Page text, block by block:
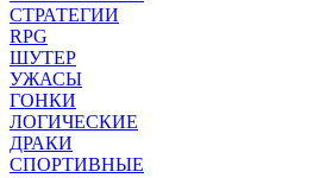
СТРАТЕГИИ
RPG
ШУТЕР
УЖАСЫ
ГОНКИ
ЛОГИЧЕСКИЕ
ДРАКИ
СПОРТИВНЫЕ